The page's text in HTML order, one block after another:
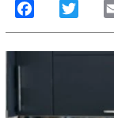
Facebook